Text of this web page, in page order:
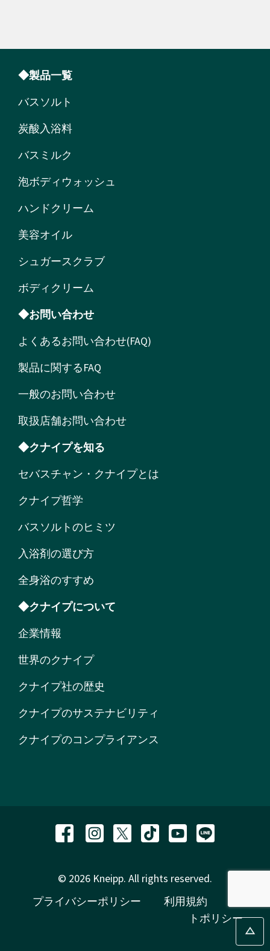
◆製品一覧
バスソルト
炭酸入浴料
バスミルク
泡ボディウォッシュ
ハンドクリーム
美容オイル
シュガースクラブ
ボディクリーム
◆お問い合わせ
よくあるお問い合わせ(FAQ)
製品に関するFAQ
一般のお問い合わせ
取扱店舗お問い合わせ
◆クナイプを知る
セバスチャン・クナイプとは
クナイプ哲学
バスソルトのヒミツ
入浴剤の選び方
全身浴のすすめ
◆クナイプについて
企業情報
世界のクナイプ
クナイプ社の歴史
クナイプのサステナビリティ
クナイプのコンプライアンス
© 2026 Kneipp. All rights reserved.
プライバシーポリシー
利用規約
トポリシー